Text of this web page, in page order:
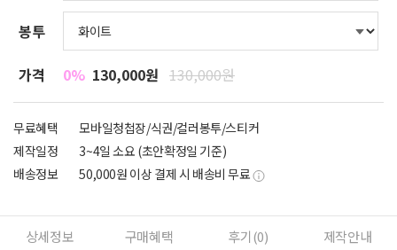
봉투
가격 0% 130,000원 130,000원
무료혜택
모바일청첩장/식권/컬러봉투/스티커
제작일정
3~4일 소요 (초안확정일 기준)
배송정보
50,000원 이상 결제 시 배송비 무료
상세정보 구매혜택 후기(0) 제작안내